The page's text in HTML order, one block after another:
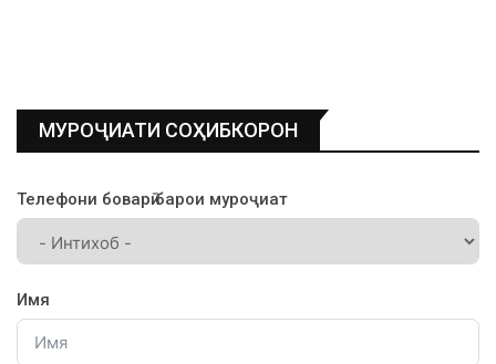
МУРОҶИАТИ СОҲИБКОРОН
Телефони боварӣ барои муроҷиат
Имя